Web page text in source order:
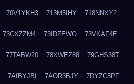
70V1YKH3 713M5IHY 718NNXY2
73CXZZM4 73IDZEWO 73VKAF4E
77TABW20 78XWEZ88 79GHS38T
7AIBYJBI 7AOR3BJY 7DYZC5PF